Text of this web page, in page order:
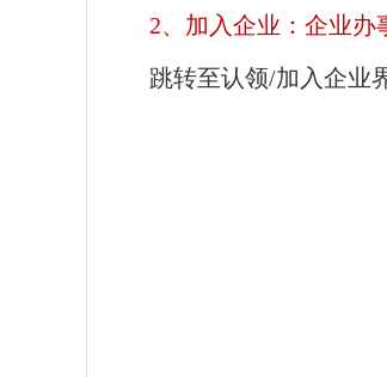
2、 加入企业：企业办
跳转至认领/加入企业